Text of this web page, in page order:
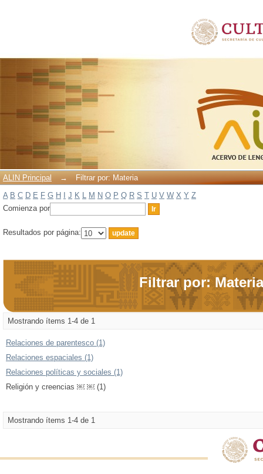
ALIN Principal →
Filtrar por: Materia
A B C D E F G H J K L M N O P Q R S T U V W X Y Z
Comienza por
Resultados por página:
Filtrar por: Materia
Mostrando ítems 1-4 de 1
Relaciones de parentesco (1)
Relaciones espaciales (1)
Relaciones políticas y sociales (1)
Religión y creencias ￼ ￼ (1)
Mostrando ítems 1-4 de 1